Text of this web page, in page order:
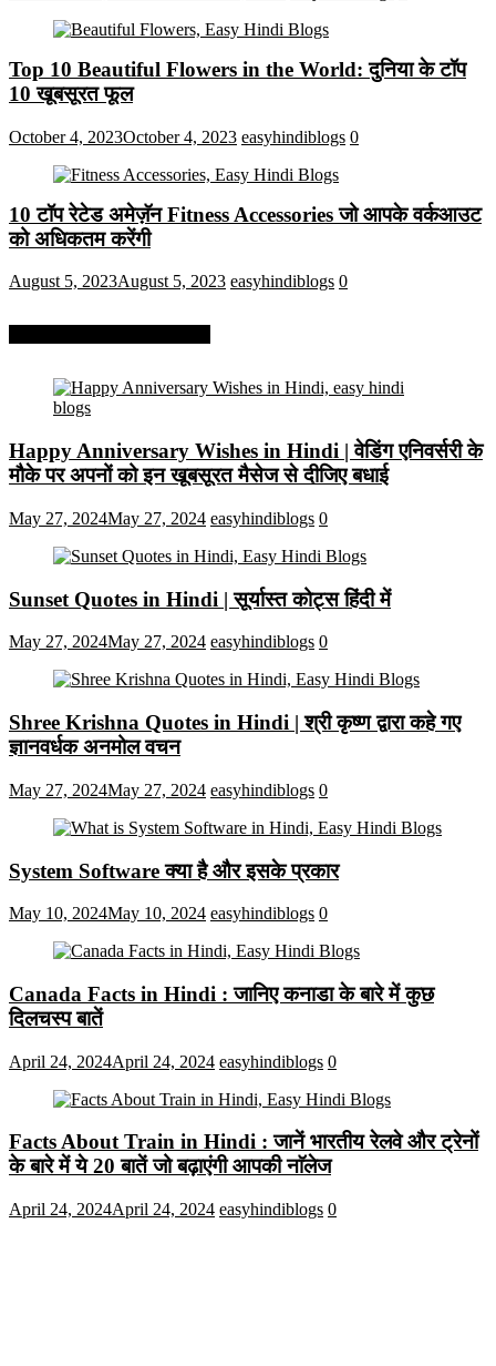
Top 10 Beautiful Flowers in the World: दुनिया के टॉप
10 खूबसूरत फूल
October 4, 2023October 4, 2023 easyhindiblogs 0
10 टॉप रेटेड अमेज़ॅन Fitness Accessories जो आपके वर्कआउट
को अधिकतम करेंगी
August 5, 2023August 5, 2023 easyhindiblogs 0
Happy Anniversary Wishes in Hindi | वेडिंग एनिवर्सरी के
मौके पर अपनों को इन खूबसूरत मैसेज से दीजिए बधाई
May 27, 2024May 27, 2024 easyhindiblogs 0
Sunset Quotes in Hindi | सूर्यास्त कोट्स हिंदी में
May 27, 2024May 27, 2024 easyhindiblogs 0
Shree Krishna Quotes in Hindi | श्री कृष्ण द्वारा कहे गए
ज्ञानवर्धक अनमोल वचन
May 27, 2024May 27, 2024 easyhindiblogs 0
System Software क्या है और इसके प्रकार
May 10, 2024May 10, 2024 easyhindiblogs 0
Canada Facts in Hindi : जानिए कनाडा के बारे में कुछ
दिलचस्प बातें
April 24, 2024April 24, 2024 easyhindiblogs 0
Facts About Train in Hindi : जानें भारतीय रेलवे और ट्रेनों
के बारे में ये 20 बातें जो बढ़ाएंगी आपकी नाॅलेज
April 24, 2024April 24, 2024 easyhindiblogs 0